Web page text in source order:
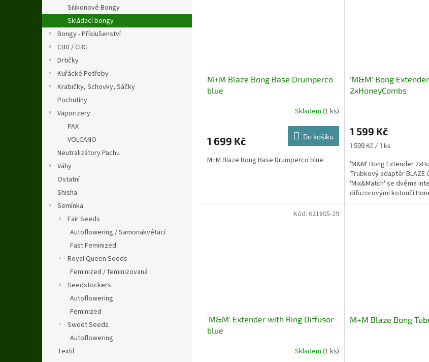
Silikonové Bongy
Skládací bongy
Bongy - Příslušenství
CBD / CBG
Drtičky
Kuřácké Potřeby
Krabičky, Schovky, Sáčky
Pochutiny
Vaporizery
PAX
VOLCANO
Neutralizátory Pachu
Váhy
Ostatní
Shisha
Semínka
Fair Seeds
Autoflowering / Samonakvétací
Fast Feminized
Royal Queen Seeds
Feminized / feminizovaná
Seedstockers
Autoflowering
Feminized
Sweet Seeds
Autoflowering
Textil
M+M Blaze Bong Base Drumperco
blue
Skladem (1 ks)
1 699 Kč Do košíku
M+M Blaze Bong Base Drumperco blue
'M&M' Bong Extender
2xHoneyCombs
1 599 Kč
Měrná
1 599 Kč / 1 ks
'M&M' Bong Extender
Trubkový adaptér BLAZE
'Mix&Match' se dvěma
difuzorovými kotouči
adaptérová trubice je...
'M&M' Extender with Ring Diffusor
blue
Skladem (1 ks)
Kód: 621805-29
M+M Blaze Bong